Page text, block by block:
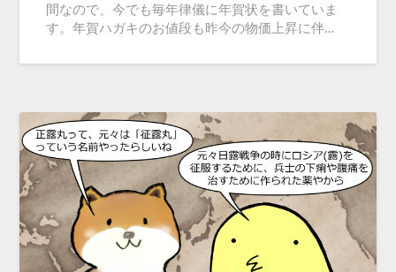
間なので、今でも毎年律儀に年賀状を書いていま
す。年賀ハガキのお値段も昨今の物価上昇に伴…